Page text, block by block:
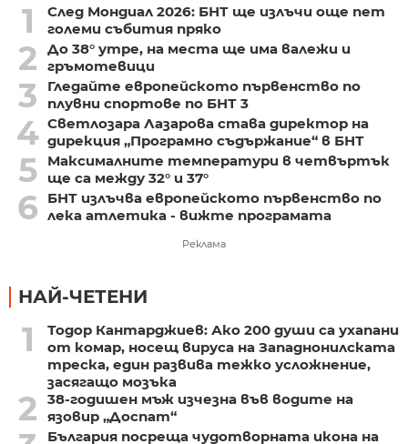
1
След Мондиал 2026: БНТ ще излъчи още пет
големи събития пряко
2
До 38° утре, на места ще има валежи и
гръмотевици
3
Гледайте европейското първенство по
плувни спортове по БНТ 3
4 Светлозара Лазарова става директор на
дирекция „Програмно съдържание“ в БНТ
5
Максималните температури в четвъртък
ще са между 32° и 37°
6
БНТ излъчва европейското първенство по
лека атлетика - вижте програмата
Реклама
НАЙ-ЧЕТЕНИ
1
Тодор Кантарджиев: Ако 200 души са ухапани
от комар, носещ вируса на Западнонилската
треска, един развива тежко усложнение,
засягащо мозъка
2
38-годишен мъж изчезна във водите на
язовир „Доспат“
България посреща чудотворната икона на